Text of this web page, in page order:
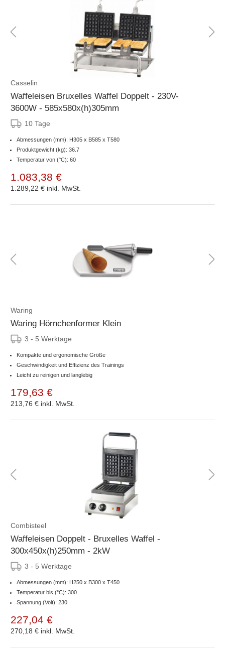
Casselin
Waffeleisen Bruxelles Waffel Doppelt - 230V-
3600W - 585x580x(h)305mm
10 Tage
Abmessungen (mm): H305 x B585 x T580
Produktgewicht (kg): 36.7
Temperatur von (°C): 60
1.083,38 €
1.289,22 € inkl. MwSt.
Waring
Waring Hörnchenformer Klein
3 - 5 Werktage
Kompakte und ergonomische Größe
Geschwindigkeit und Effizienz des Trainings
Leicht zu reinigen und langlebig
179,63 €
213,76 € inkl. MwSt.
Combisteel
Waffeleisen Doppelt - Bruxelles Waffel -
300x450x(h)250mm - 2kW
3 - 5 Werktage
Abmessungen (mm): H250 x B300 x T450
Temperatur bis (°C): 300
Spannung (Volt): 230
227,04 €
270,18 € inkl. MwSt.